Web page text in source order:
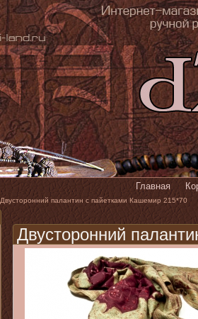
Главная
Двусторонний палантин с пайетками Кашемир 215*70
Двусторонний